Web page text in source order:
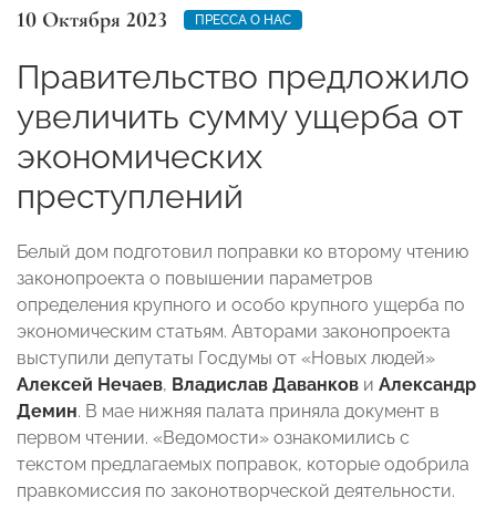
10 Октября 2023 ПРЕССА О НАС
Правительство предложило
увеличить сумму ущерба от
экономических
преступлений
Белый дом подготовил поправки ко второму чтению
законопроекта о повышении параметров
определения крупного и особо крупного ущерба по
экономическим статьям. Авторами законопроекта
выступили депутаты Госдумы от «Новых людей»
Алексей Нечаев, Владислав Даванков и Александр
Демин. В мае нижняя палата приняла документ в
первом чтении. «Ведомости» ознакомились с
текстом предлагаемых поправок, которые одобрила
правкомиссия по законотворческой деятельности.